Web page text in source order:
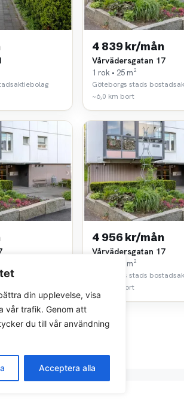
din upplevelse, visa
vår trafik. Genom att
du till vår användning
Acceptera alla
4 839 kr/mån
Vårvädersgatan 17
1 rok • 25 m²
Göteborgs stads
~6,0 km bort
4 956 kr/mån
Vårvädersgatan 17
1 rok • 25 m²
Göteborgs stads
~6,0 km bort